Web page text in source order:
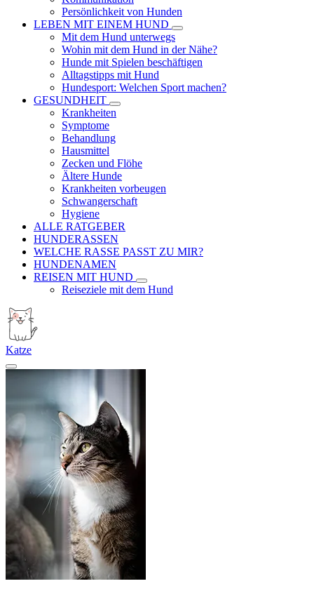
Persönlichkeit von Hunden
LEBEN MIT EINEM HUND
Mit dem Hund unterwegs
Wohin mit dem Hund in der Nähe?
Hunde mit Spielen beschäftigen
Alltagstipps mit Hund
Hundesport: Welchen Sport machen?
GESUNDHEIT
Krankheiten
Symptome
Behandlung
Hausmittel
Zecken und Flöhe
Ältere Hunde
Krankheiten vorbeugen
Schwangerschaft
Hygiene
ALLE RATGEBER
HUNDERASSEN
WELCHE RASSE PASST ZU MIR?
HUNDENAMEN
REISEN MIT HUND
Reiseziele mit dem Hund
Katze